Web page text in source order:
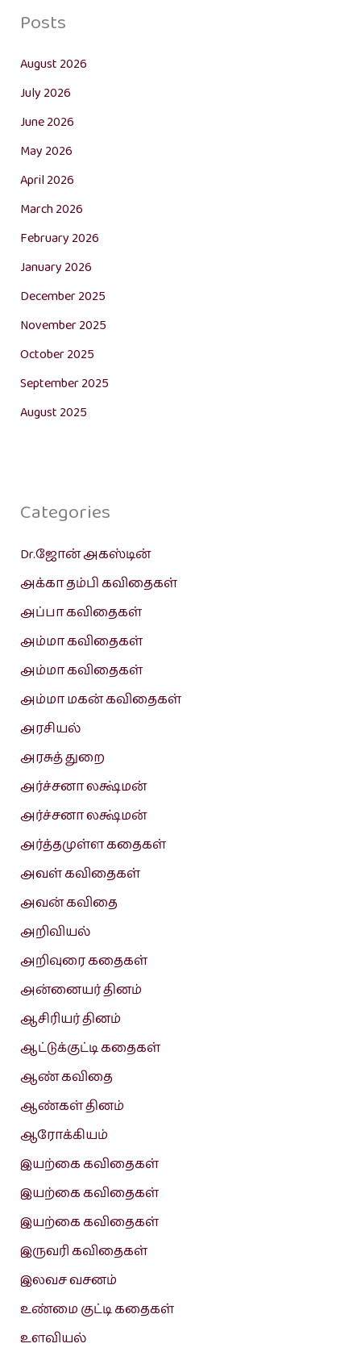
Posts
August 2026
July 2026
June 2026
May 2026
April 2026
March 2026
February 2026
January 2026
December 2025
November 2025
October 2025
September 2025
August 2025
Categories
Dr.ஜோன் அகஸ்டின்
அக்கா தம்பி கவிதைகள்
அப்பா கவிதைகள்
அம்மா கவிதைகள்
அம்மா கவிதைகள்
அம்மா மகன் கவிதைகள்
அரசியல்
அரசுத் துறை
அர்ச்சனா லக்ஷ்மன்
அர்ச்சனா லக்ஷ்மன்
அர்த்தமுள்ள கதைகள்
அவள் கவிதைகள்
அவன் கவிதை
அறிவியல்
அறிவுரை கதைகள்
அன்னையர் தினம்
ஆசிரியர் தினம்
ஆட்டுக்குட்டி கதைகள்
ஆண் கவிதை
ஆண்கள் தினம்
ஆரோக்கியம்
இயற்கை கவிதைகள்
இயற்கை கவிதைகள்
இயற்கை கவிதைகள்
இருவரி கவிதைகள்
இலவச வசனம்
உண்மை குட்டி கதைகள்
உளவியல்